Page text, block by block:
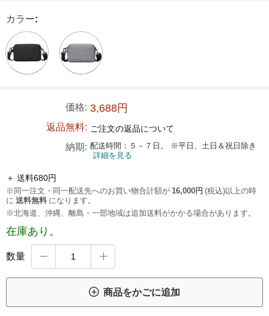
カラー:
価格: 3,688円
返品無料: ご注文の返品について
納期: 配送時間：５－７日。 ※平日、土日＆祝日除き
詳細を見る
＋ 送料680円
※同一注文・同一配送先へのお買い物合計額が 16,000円 (税込)以上の時
に 送料無料 になります。
※北海道、沖縄、離島・一部地域は追加送料がかかる場合があります。
在庫あり。
数量  
 商品をかごに追加